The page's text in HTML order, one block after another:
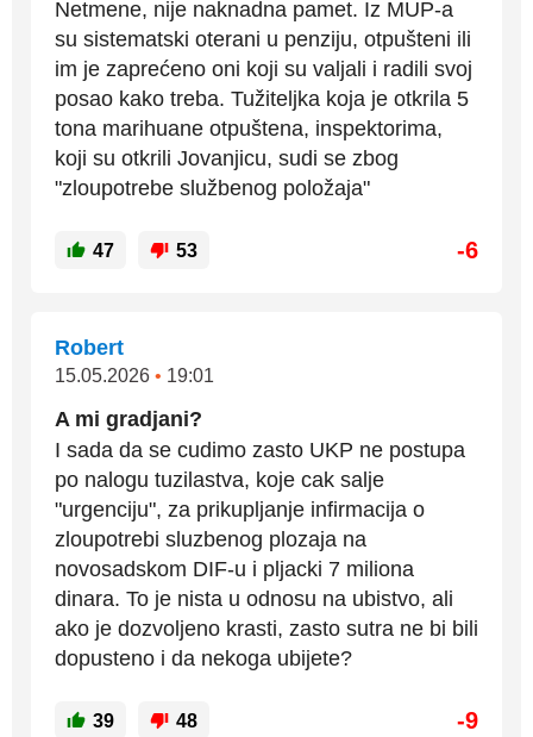
Netmene, nije naknadna pamet. Iz MUP-a
su sistematski oterani u penziju, otpušteni ili
im je zaprećeno oni koji su valjali i radili svoj
posao kako treba. Tužiteljka koja je otkrila 5
tona marihuane otpuštena, inspektorima,
koji su otkrili Jovanjicu, sudi se zbog
"zloupotrebe službenog položaja"
47 53 -6
Robert
15.05.2026 • 19:01
A mi gradjani?
I sada da se cudimo zasto UKP ne postupa
po nalogu tuzilastva, koje cak salje
"urgenciju", za prikupljanje infirmacija o
zloupotrebi sluzbenog plozaja na
novosadskom DIF-u i pljacki 7 miliona
dinara. To je nista u odnosu na ubistvo, ali
ako je dozvoljeno krasti, zasto sutra ne bi bili
dopusteno i da nekoga ubijete?
39 48 -9